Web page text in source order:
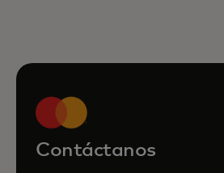
Contáctanos